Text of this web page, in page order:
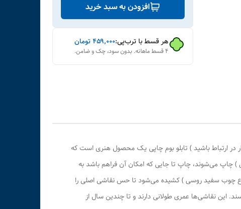
افزودن به سبد خرید
هر قسط با ترب‌پی:۴۵۹٬۰۰۰ تومان
۴ قسط ماهانه. بدون سود، چک و ضامن.
ارتباط باشید ) تابلو بوم چاپی یک محصول هنری است که
) چاپ می‌شوند، چاپ تا جایی که امکان آن فراهم باشد به
چوب سفید روسی ) کشیده می‌شود تا حس نقاشی اصلی را
این نقاشی‌ها عمری طولانی دارند و تا چندین سال از